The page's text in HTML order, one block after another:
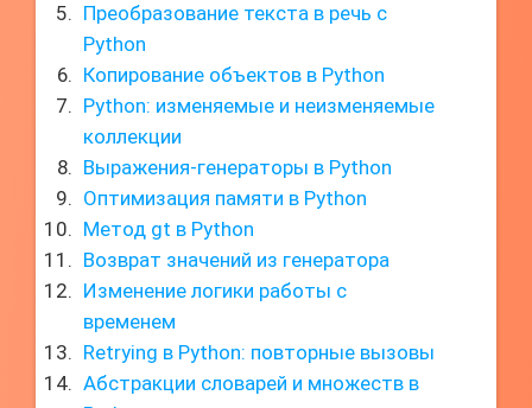
Преобразование текста в речь с
Python
Копирование объектов в Python
Python: изменяемые и неизменяемые
коллекции
Выражения-генераторы в Python
Оптимизация памяти в Python
Метод gt в Python
Возврат значений из генератора
Изменение логики работы с
временем
Retrying в Python: повторные вызовы
Абстракции словарей и множеств в